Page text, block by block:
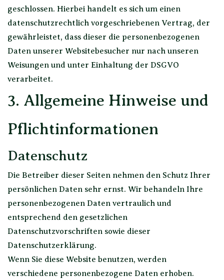
geschlossen. Hierbei handelt es sich um einen
datenschutzrechtlich vorgeschriebenen Vertrag, der
gewährleistet, dass dieser die personenbezogenen
Daten unserer Websitebesucher nur nach unseren
Weisungen und unter Einhaltung der DSGVO
verarbeitet.
3. Allgemeine Hinweise und
Pflicht­informationen
Datenschutz
Die Betreiber dieser Seiten nehmen den Schutz Ihrer
persönlichen Daten sehr ernst. Wir behandeln Ihre
personenbezogenen Daten vertraulich und
entsprechend den gesetzlichen
Datenschutzvorschriften sowie dieser
Datenschutzerklärung.
Wenn Sie diese Website benutzen, werden
verschiedene personenbezogene Daten erhoben.